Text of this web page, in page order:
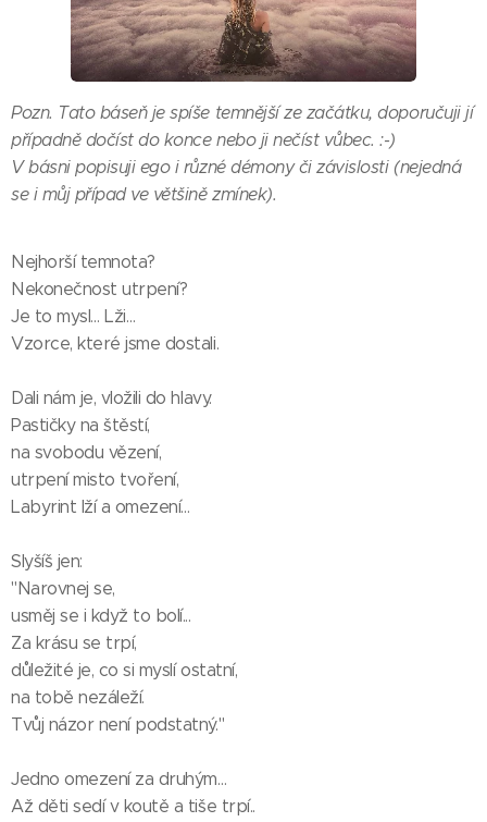
Pozn. Tato báseň je spíše temnější ze začátku, doporučuji jí
případně dočíst do konce nebo ji nečíst vůbec. :-)
V básni popisuji ego i různé démony či závislosti (nejedná
se i můj případ ve většině zmínek).
Nejhorší temnota?
Nekonečnost utrpení?
Je to mysl… Lži…
Vzorce, které jsme dostali.
Dali nám je, vložili do hlavy.
Pastičky na štěstí,
na svobodu vězení,
utrpení misto tvoření,
Labyrint lží a omezení…
Slyšíš jen:
"Narovnej se,
usměj se i když to bolí...
Za krásu se trpí,
důležité je, co si myslí ostatní,
na tobě nezáleží.
Tvůj názor není podstatný."
Jedno omezení za druhým…
Až děti sedí v koutě a tiše trpí..